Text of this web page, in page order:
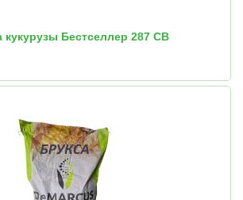
кукурузы Бестселлер 287 СВ